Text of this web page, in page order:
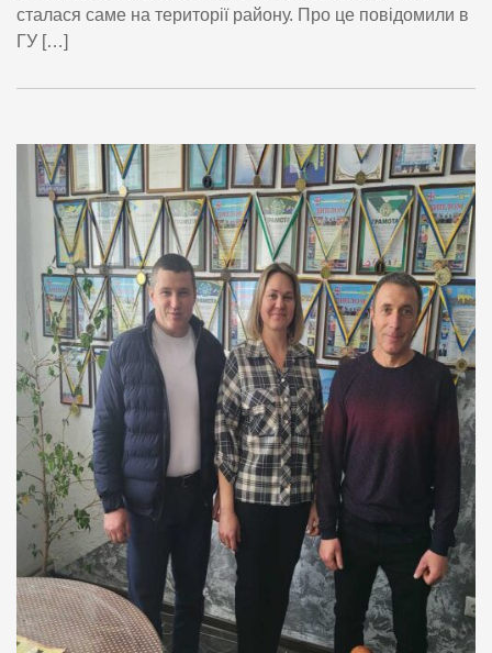
сталася саме на території району. Про це повідомили в
ГУ […]